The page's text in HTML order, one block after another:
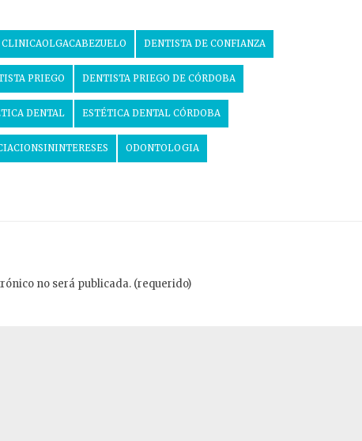
CLINICAOLGACABEZUELO DENTISTA DE CONFIANZA
PRIEGO DENTISTA PRIEGO DE CÓRDOBA
DENTAL ESTÉTICA DENTAL CÓRDOBA
ODONTOLOGIA
no será publicada. (requerido)